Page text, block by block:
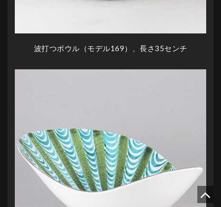
波打つボウル（モデル169）、長さ35センチ